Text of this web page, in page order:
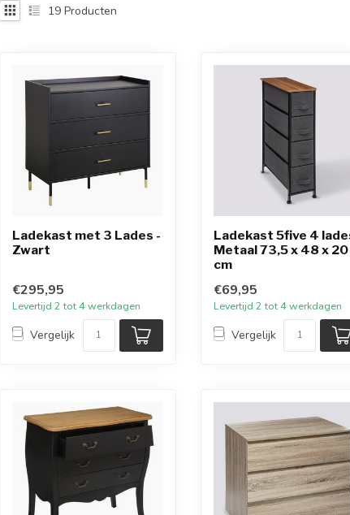
19 Producten
Ladekast met 3 Lades -
Zwart
€295,95
Levertijd 2 tot 4 werkdagen
Vergelijk
Ladekast 5five 4
Metaal 73,5 x 48 x 20
cm
€69,95
Levertijd 2 tot 4 werkdagen
Vergelijk